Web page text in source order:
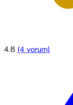
4.8 (4 yorum)